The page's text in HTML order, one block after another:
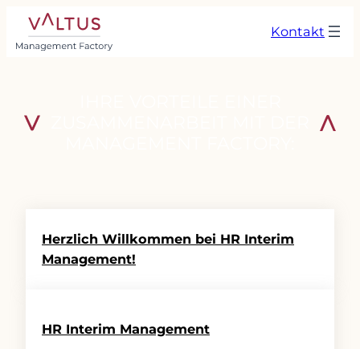
Zum
Inhalt
springen
Kontakt
Herzlich Willkommen bei HR Interim
Management!
HR Interim Management